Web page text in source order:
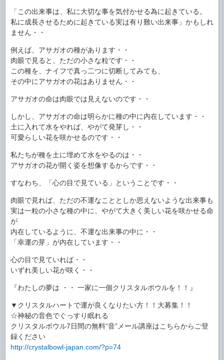
「この出来事は、私に大切な事を気付かせる為に起きている。
私に成長させるために起きている実は有り難い出来事」かもしれ
ません・・
例えば、アサガオの種があります・・
肉眼で見ると、ただの小さな粒です・・
この種を、ナイフで真っ二つに切断してみても、
その中にアサガオの花はありません・・
アサガオの命は肉眼では見えないのです・・
しかし、アサガオの命は明らかに種の中に内在しています・・
土に入れて水をやれば、やがて発芽し・・
可愛らしい花を咲かせるのです・・
私たちが種を土に埋めて水をやるのは・・
アサガオの花が開く姿を想像するからです・・
すなわち、「心の目で見ている」ということです・・
肉眼で見れば、ただの不運なこととしか思えないような出来事も
実は一粒の小さな種の中に、やがて大きく美しい花を咲かせる命
が
内在しているように、不運な出来事の中に・・
「幸運の芽」が内在しています・・
心の目で見ていれば・・
いずれ美しい花が咲く・・
『わたしの夢は ・・ 一家に一個クリスタルボウルを！！』
▼クリスタルハートで運が良くなりたい方！！大募集！！
☆神秘の音色でぐっすり眠れる
クリスタルボウル7日間の無料“音”メール講座はこちらからご登
録ください
http://crystalbowl-japan.com/?p=74